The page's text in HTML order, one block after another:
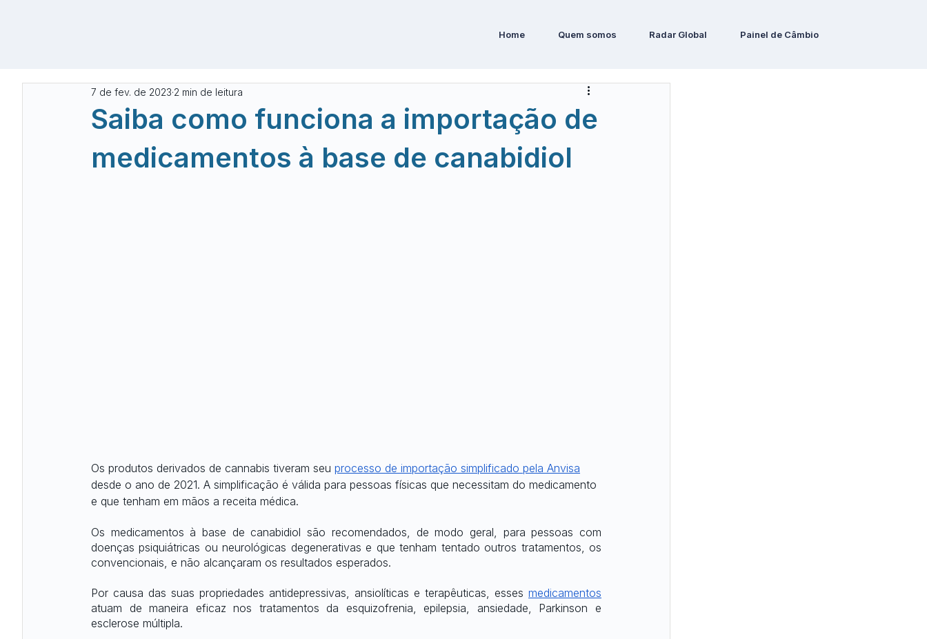
Home Quem somos Radar Global Painel de Câmbio
Saiba como funciona a importação de
medicamentos à base de canabidiol
7 de fev. de 2023 2 min de leitura
Os produtos derivados de cannabis tiveram seu processo de importação simplificado pela Anvisa
desde o ano de 2021. A simplificação é válida para pessoas físicas que necessitam do medicamento
e que tenham em mãos a receita médica.
Os medicamentos à base de canabidiol são recomendados, de modo geral, para pessoas com
doenças psiquiátricas ou neurológicas degenerativas e que tenham tentado outros tratamentos, os
convencionais, e não alcançaram os resultados esperados.
Por causa das suas propriedades antidepressivas, ansiolíticas e terapêuticas, esses medicamentos
atuam de maneira eficaz nos tratamentos da esquizofrenia, epilepsia, ansiedade, Parkinson e
esclerose múltipla.